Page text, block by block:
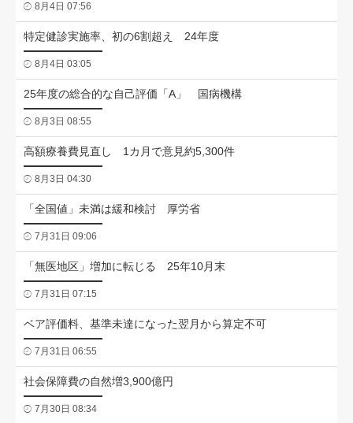
8月4日 07:56
特定健診実施率、初の6割超え 24年度
8月4日 03:05
25年度の総合的な自己評価「A」 国病機構
8月3日 08:55
高額療養費見直し 1カ月で意見約5,300件
8月3日 04:30
「全国値」未満は緩和検討 厚労省
7月31日 09:06
「無医地区」増加に転じる 25年10月末
7月31日 07:15
ベア評価料、基準未達になった翌月から算定不可
7月31日 06:55
社会保障費の自然増3,900億円
7月30日 08:34